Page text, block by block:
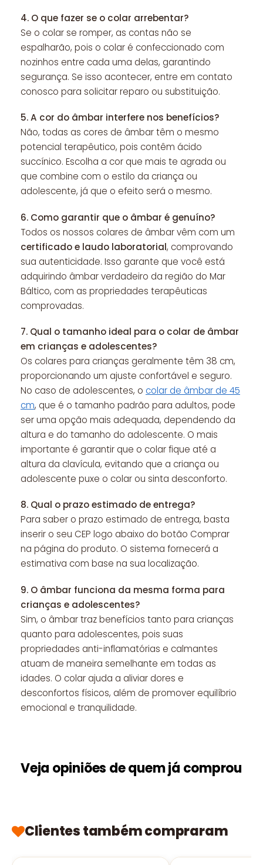
4. O que fazer se o colar arrebentar?
Se o colar se romper, as contas não se
espalharão, pois o colar é confeccionado com
nozinhos entre cada uma delas, garantindo
segurança. Se isso acontecer, entre em contato
conosco para solicitar reparo ou substituição.
5.A cor do âmbar interfere nos benefícios?
Não, todas as cores de âmbar têm o mesmo
potencial terapêutico, pois contêm ácido
succínico. Escolha a cor que mais te agrada ou
que combine com o estilo da criança ou
adolescente, já que o efeito será o mesmo.
6. Como garantir que o âmbar é genuíno?
Todos os nossos colares de âmbar vêm com um
certificado e laudo laboratorial, comprovando
sua autenticidade. Isso garante que você está
adquirindo âmbar verdadeiro da região do Mar
Báltico, com as propriedades terapêuticas
comprovadas.
7. Qual o tamanho ideal para o colar de âmbar
em crianças e adolescentes?
Os colares para crianças geralmente têm 38 cm,
proporcionando um ajuste confortável e seguro.
No caso de adolescentes, o colar de âmbar de 45
cm, que é o tamanho padrão para adultos, pode
ser uma opção mais adequada, dependendo da
altura e do tamanho do adolescente. O mais
importante é garantir que o colar fique até a
altura da clavícula, evitando que a criança ou
adolescente puxe o colar ou sinta desconforto.
8. Qual o prazo estimado de entrega?
Para saber o prazo estimado de entrega, basta
inserir o seu CEP logo abaixo do botão Comprar
na página do produto. O sistema fornecerá a
estimativa com base na sua localização.
9. O âmbar funciona da mesma forma para
crianças e adolescentes?
Sim, o âmbar traz benefícios tanto para crianças
quanto para adolescentes, pois suas
propriedades anti-inflamatórias e calmantes
atuam de maneira semelhante em todas as
idades. O colar ajuda a aliviar dores e
desconfortos físicos, além de promover equilíbrio
emocional e tranquilidade.
Veja opiniões de quem já comprou
Clientes também compraram